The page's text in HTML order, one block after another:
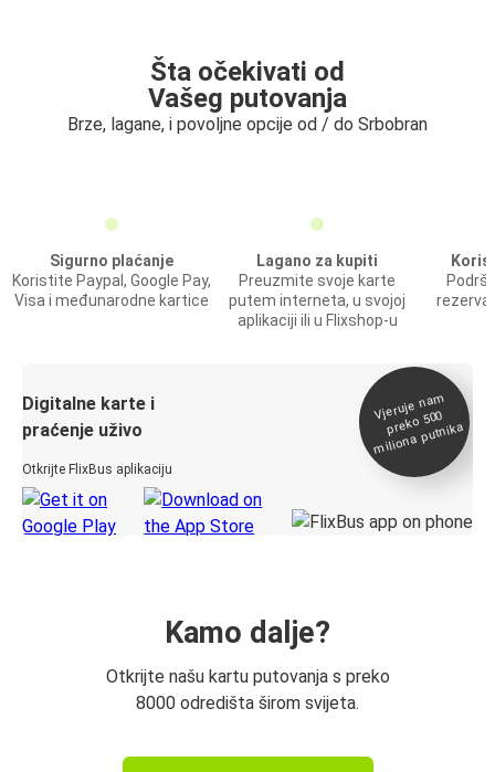
Šta očekivati od
Vašeg putovanja
Brze, lagane, i povoljne opcije od / do Srbobran
Sigurno plaćanje
Koristite Paypal, Google Pay,
Visa i međunarodne kartice
Lagano za kupiti
Preuzmite svoje karte
putem interneta, u svojoj
aplikaciji ili u Flixshop-u
Digitalne karte i
praćenje uživo
Otkrijte FlixBus aplikaciju
Vjeruje na
m
preko 500
miliona putnika
Kamo dalje?
Otkrijte našu kartu putovanja s preko
8000 odredišta širom svijeta.